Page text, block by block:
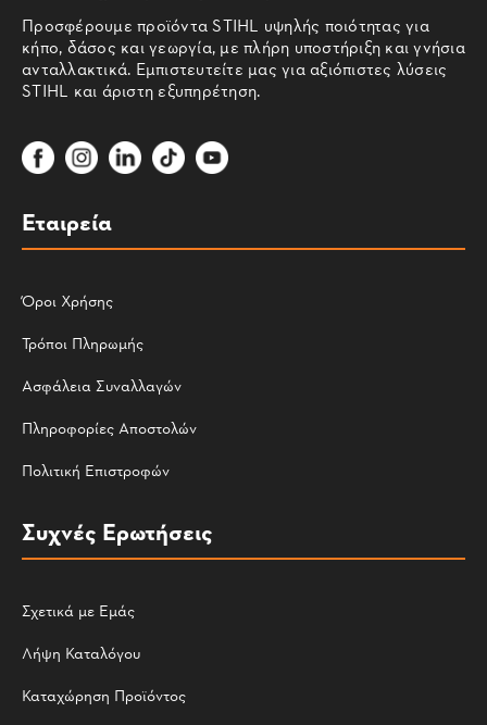
Προσφέρουμε προϊόντα STIHL υψηλής ποιότητας για
κήπο, δάσος και γεωργία, με πλήρη υποστήριξη και γνήσια
ανταλλακτικά. Εμπιστευτείτε μας για αξιόπιστες λύσεις
STIHL και άριστη εξυπηρέτηση.
Εταιρεία
Όροι Χρήσης
Τρόποι Πληρωμής
Ασφάλεια Συναλλαγών
Πληροφορίες Αποστολών
Πολιτική Επιστροφών
Συχνές Ερωτήσεις
Σχετικά με Εμάς
Λήψη Καταλόγου
Καταχώρηση Προϊόντος